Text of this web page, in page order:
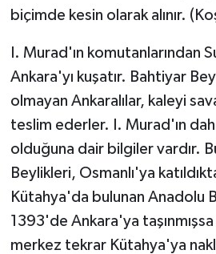
biçimde kesin olarak alınır.
I. Murad'ın komutanlarından
Ankara'yı kuşatır. Bahtiyar
olmayan Ankaralılar, kaleyi
teslim ederler. I. Murad'ın
olduğuna dair bilgiler vardır.
Beylikleri, Osmanlı'ya
Kütahya'da bulunan Anadolu
1393'de Ankara'ya
merkez tekrar Kütahya'ya